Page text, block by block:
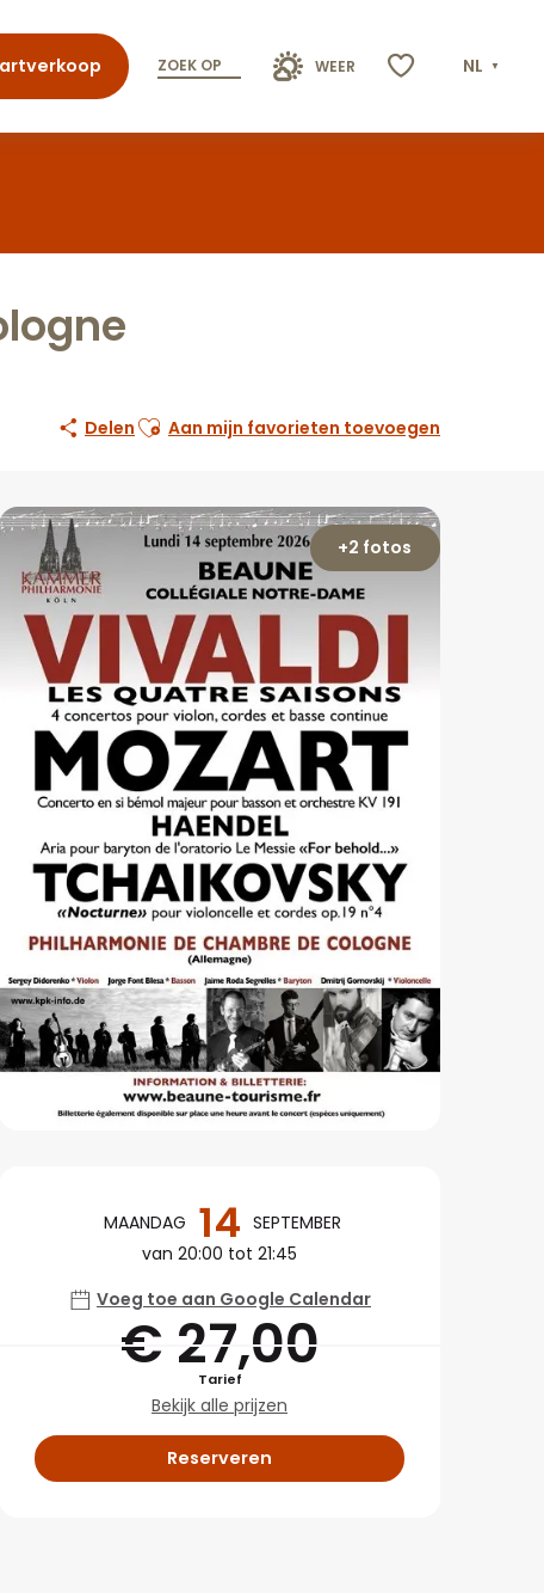
ZOEK OP WEER NL
Delen Ajouter aux favoris
Aan mijn favorieten toevoegen
+2 fotos
Openingstijden en
MAANDAG 14 SEPTEMBER
van 20:00 tot 21:45
Voeg toe aan Google Calendar
€ 27,00
Tarief
Bekijk alle prijzen
Reserveren